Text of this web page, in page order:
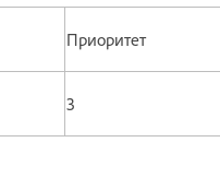
Приоритет
3